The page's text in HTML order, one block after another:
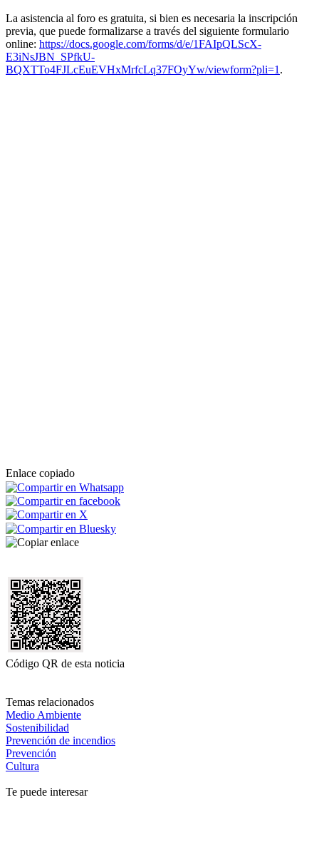
La asistencia al foro es gratuita, si bien es necesaria la inscripción
previa, que puede formalizarse a través del siguiente formulario
online: https://docs.google.com/forms/d/e/1FAIpQLScX-
E3iNsJBN_SPfkU-
BQXTTo4FJLcEuEVHxMrfcLq37FOyYw/viewform?pli=1 .
Enlace copiado
Código QR de esta noticia
Temas relacionados
Medio Ambiente
Sostenibilidad
Prevención de incendios
Prevención
Cultura
Te puede interesar